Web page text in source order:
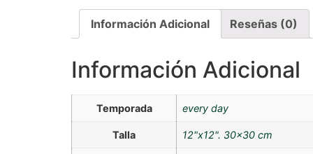
Información Adicional Reseñas (0)
Información Adicional
Temporada every day
Talla 12"x12". 30×30 cm